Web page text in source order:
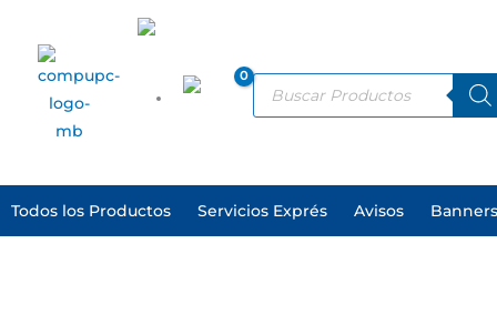
contenido
Products
search
Todos los Productos Servicios Exprés Avisos